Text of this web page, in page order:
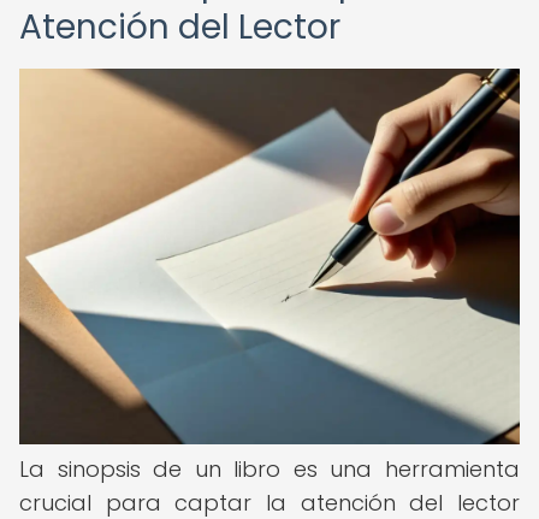
Atención del Lector
La sinopsis de un libro es una herramienta
crucial para captar la atención del lector